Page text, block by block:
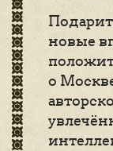
новые
о